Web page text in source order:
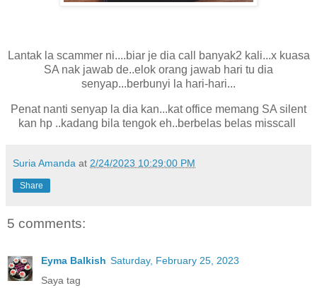
Lantak la scammer ni....biar je dia call banyak2 kali...x kuasa
SA nak jawab de..elok orang jawab hari tu dia
senyap...berbunyi la hari-hari...
Penat nanti senyap la dia kan...kat office memang SA silent
kan hp ..kadang bila tengok eh..berbelas belas misscall
Suria Amanda at 2/24/2023 10:29:00 PM
Share
5 comments:
Eyma Balkish Saturday, February 25, 2023
Saya tag